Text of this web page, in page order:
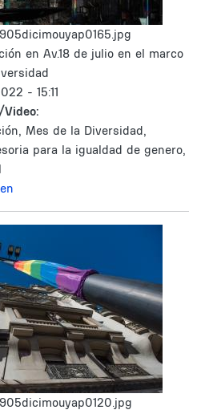
en Av.18 de julio en el marco
- 15:11
Mes de la Diversidad,
para la igualdad de genero,